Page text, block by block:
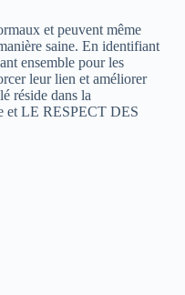
et peuvent même
saine. En identifiant
ensemble pour les
leur lien et améliorer
réside dans la
et LE RESPECT DES